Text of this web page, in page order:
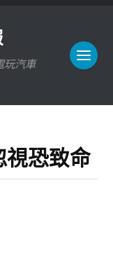
玩汽車
視恐致命